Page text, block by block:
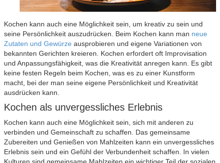
Kochen kann auch eine Möglichkeit sein, um kreativ zu sein und
seine Persönlichkeit auszudrücken. Beim Kochen kann man neue
Zutaten und Gewürze ausprobieren und eigene Variationen von
bekannten Gerichten kreieren. Kochen erfordert oft Improvisation
und Anpassungsfähigkeit, was die Kreativität anregen kann. Es gibt
keine festen Regeln beim Kochen, was es zu einer Kunstform
macht, bei der man seine eigene Persönlichkeit und Kreativität
ausdrücken kann.
Kochen als unvergessliches Erlebnis
Kochen kann auch eine Möglichkeit sein, sich mit anderen zu
verbinden und Gemeinschaft zu schaffen. Das gemeinsame
Zubereiten und Genießen von Mahlzeiten kann ein unvergessliches
Erlebnis sein und ein Gefühl der Verbundenheit schaffen. In vielen
Kulturen sind gemeinsame Mahlzeiten ein wichtiger Teil der sozialen